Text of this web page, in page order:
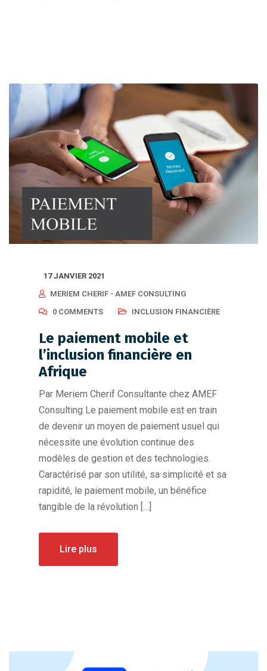
17 JANVIER 2021
MERIEM CHERIF - AMEF CONSULTING
0 COMMENTS
INCLUSION FINANCIÈRE
Le paiement mobile et
l’inclusion financière en
Afrique
Par Meriem Cherif Consultante chez AMEF
Consulting Le paiement mobile est en train
de devenir un moyen de paiement usuel qui
nécessite une évolution continue des
modèles de gestion et des technologies.
Caractérisé par son utilité, sa simplicité et sa
rapidité, le paiement mobile, un bénéfice
tangible de la révolution […]
Lire plus